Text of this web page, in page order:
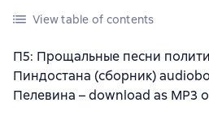
View table of contents
П5: Прощальные песни
Пиндостана (сборник)
Пелевина – download as MP3